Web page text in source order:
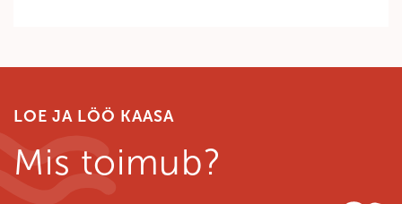
LOE JA LÖÖ KAASA
Mis toimub?